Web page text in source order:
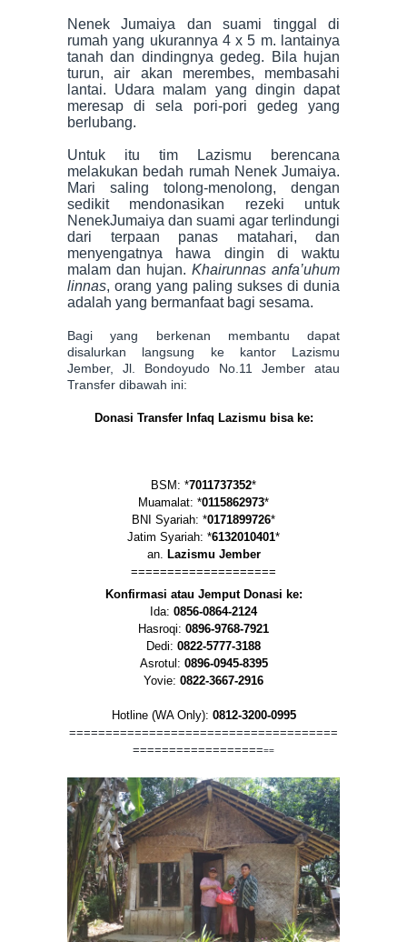
Nenek Jumaiya dan suami tinggal di
rumah yang ukurannya 4 x 5 m. lantainya
tanah dan dindingnya gedeg. Bila hujan
turun, air akan merembes, membasahi
lantai. Udara malam yang dingin dapat
meresap di sela pori-pori gedeg yang
berlubang.
Untuk itu tim Lazismu berencana
melakukan bedah rumah Nenek Jumaiya.
Mari saling tolong-menolong, dengan
sedikit mendonasikan rezeki untuk
NenekJumaiya dan suami agar terlindungi
dari terpaan panas matahari, dan
menyengatnya hawa dingin di waktu
malam dan hujan. Khairunnas anfa’uhum
linnas, orang yang paling sukses di dunia
adalah yang bermanfaat bagi sesama.
Bagi yang berkenan membantu dapat
disalurkan langsung ke kantor Lazismu
Jember, Jl. Bondoyudo No.11 Jember atau
Transfer dibawah ini:
Donasi Transfer Infaq Lazismu bisa ke:
BS M: *7011737352*
Muamalat: *0115862973*
BNI Syariah: *0171899726*
Jatim Syariah: *6132010401*
an. Lazismu Jember
====================
Konfirmasi atau Jemput Donasi ke:
Ida: 0856-0864-2124
Hasroqi: 0896-9768-7921
Dedi: 0822-5777-3188
Asrotul: 0896-0945-8395
Yovie: 0822-3667-2916
Hotline (WA Only): 0812-3200-0995
=====================================
====================